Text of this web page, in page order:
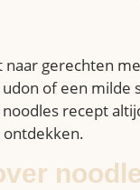
gerechten
of een
recept